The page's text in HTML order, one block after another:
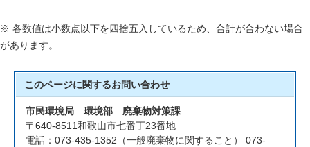
※ 各数値は小数点以下を四捨五入しているため、合計が合わない場合
があります。
このページに関するお問い合わせ
市民環境局 環境部 廃棄物対策課
〒640-8511和歌山市七番丁23番地
電話：073-435-1352（一般廃棄物に関すること） 073-